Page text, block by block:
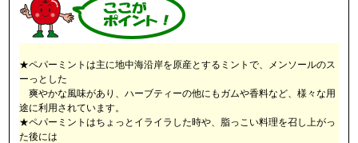
★ペパーミントは主に地中海沿岸を原産とするミントで、メンソールのス
ーっとした
爽やかな風味があり、ハーブティーの他にもガムや香料など、様々な用
途に利用されています。
★ペパーミントはちょっとイライラした時や、脂っこい料理を召し上がっ
た後には